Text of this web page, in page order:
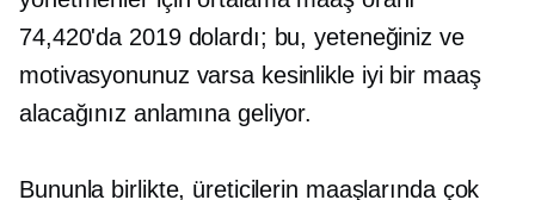
74,420'da 2019 dolardı; bu, yeteneğiniz ve
motivasyonunuz varsa kesinlikle iyi bir maaş
alacağınız anlamına geliyor.
Bununla birlikte, üreticilerin maaşlarında çok